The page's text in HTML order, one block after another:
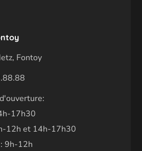
Fontoy
17h30
12h et 14h-17h30
9h-12h